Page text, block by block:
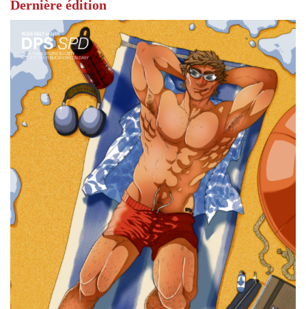
Dernière édition